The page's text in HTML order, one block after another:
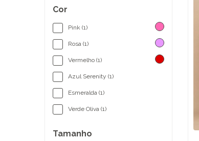
Cor
Pink (1)
Rosa (1)
Vermelho (1)
Azul Serenity (1)
Esmeralda (1)
Verde Oliva (1)
Tamanho